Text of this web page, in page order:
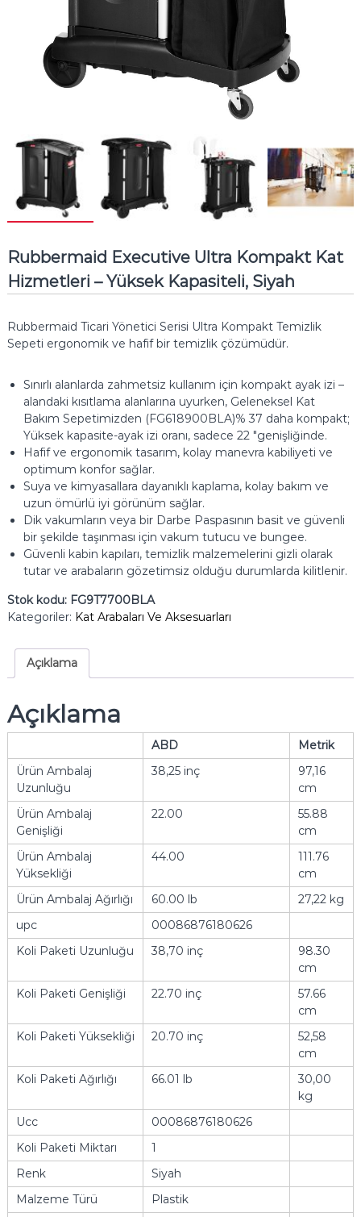
Rubbermaid Executive Ultra Kompakt Kat
Hizmetleri – Yüksek Kapasiteli, Siyah
Rubbermaid Ticari Yönetici Serisi Ultra Kompakt Temizlik
Sepeti ergonomik ve hafif bir temizlik çözümüdür.
Sınırlı alanlarda zahmetsiz kullanım için kompakt ayak izi –
alandaki kısıtlama alanlarına uyurken, Geleneksel Kat
Bakım Sepetimizden (FG618900BLA)% 37 daha kompakt;
Yüksek kapasite-ayak izi oranı, sadece 22 "genişliğinde.
Hafif ve ergonomik tasarım, kolay manevra kabiliyeti ve
optimum konfor sağlar.
Suya ve kimyasallara dayanıklı kaplama, kolay bakım ve
uzun ömürlü iyi görünüm sağlar.
Dik vakumların veya bir Darbe Paspasının basit ve güvenli
bir şekilde taşınması için vakum tutucu ve bungee.
Güvenli kabin kapıları, temizlik malzemelerini gizli olarak
tutar ve arabaların gözetimsiz olduğu durumlarda kilitlenir.
Stok kodu: FG9T7700BLA
Kategoriler: Kat Arabaları Ve Aksesuarları
Açıklama
Açıklama
ABD
Metrik
Ürün Ambalaj
Uzunluğu
38,25 inç
97,16
cm
Ürün Ambalaj
Genişliği
22.00
55.88
cm
Ürün Ambalaj
Yüksekliği
44.00
111.76
cm
Ürün Ambalaj Ağırlığı
60.00 lb
27,22 kg
upc
00086876180626
Koli Paketi Uzunluğu
38,70 inç
98.30
cm
Koli Paketi Genişliği
22.70 inç
57.66
cm
Koli Paketi Yüksekliği
20.70 inç
52,58
cm
Koli Paketi Ağırlığı
66.01 lb
30,00
kg
Ucc
00086876180626
Koli Paketi Miktarı
1
Renk
Siyah
Malzeme Türü
Plastik